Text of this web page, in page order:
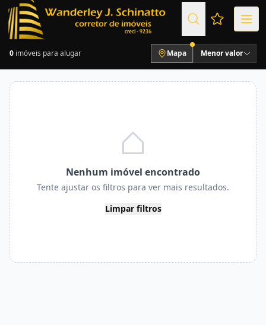
Favoritos
0 imóveis para alugar Mapa Menor valor
Nenhum imóvel encontrado
Tente ajustar os filtros para ver mais resultados.
Limpar filtros